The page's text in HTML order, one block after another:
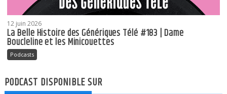
12 juin 2026
La Belle Histoire des Génériques Télé #183 | Dame
Boucleline et les Minicouettes
Podcasts
PODCAST DISPONIBLE SUR